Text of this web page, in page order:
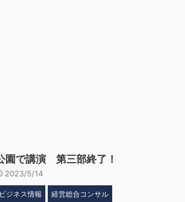
園で講演 第三部終了！
2023/5/14
ビジネス情報 経営総合コンサル